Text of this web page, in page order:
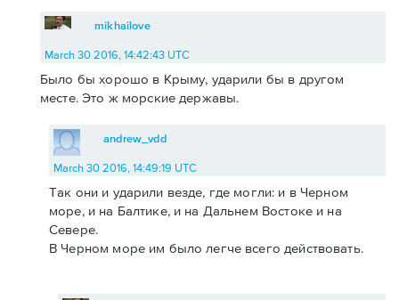
mikhailove
March 30 2016, 14:42:43 UTC
Было бы хорошо в Крыму, ударили бы в другом
месте. Это ж морские державы.
andrew_vdd
March 30 2016, 14:49:19 UTC
Так они и ударили везде, где могли: и в Черном
море, и на Балтике, и на Дальнем Востоке и на
Севере.
В Черном море им было легче всего действовать.